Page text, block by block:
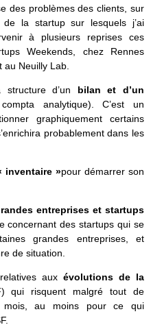
des problèmes des clients, sur
de la startup sur lesquels j’ai
à plusieurs reprises ces
Weekends, chez Rennes
Neuilly Lab.
d’un bilan et d’un
analytique). C’est un
graphiquement certains
probablement dans les
inventaire »pour démarrer son
entreprises et startups
concernant des startups qui se
grandes entreprises, et
de situation.
aux évolutions de la
qui risquent malgré tout de
mois, au moins pour ce qui